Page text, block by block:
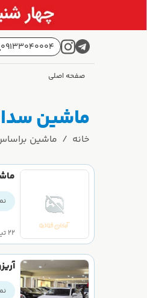
09133040004
صفحه اصلی
ماشین
خانه ماشین
۲۲ تیر ۱۴۰۵
آریزو 8 مدل